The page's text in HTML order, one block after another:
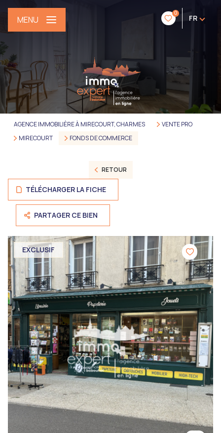
0
FR
MENU
AGENCE IMMOBILIÈRE À MIRECOURT, CHARMES
VENTE PRO
MIRECOURT
FONDS DE COMMERCE
RETOUR
TÉLÉCHARGER LA FICHE
PARTAGER CE BIEN
EXCLUSIF